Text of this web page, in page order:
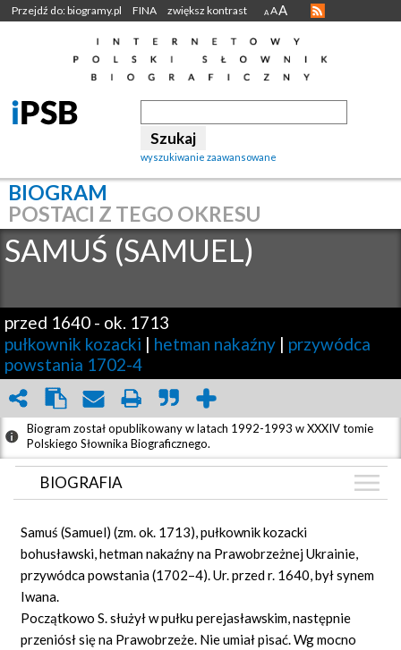
Przejdź do: biogramy.pl FINA zwiększ kontrast A AA
wyszukiwanie zaawansowane
BIOGRAM
POSTACI Z TEGO OKRESU
SAMUŚ (SAMUEL)
przed 1640 - ok. 1713
pułkownik kozacki | hetman nakaźny | przywódca
powstania 1702-4
Biogram został opublikowany w latach 1992-1993 w XXXIV tomie
Polskiego Słownika Biograficznego.
BIOGRAFIA
GRAF POWIĄZAŃ
DYSKUSJA
Samuś (Samuel) (zm. ok. 1713), pułkownik kozacki
bohusławski, hetman nakaźny na Prawobrzeżnej Ukrainie,
przywódca powstania (1702–4). Ur. przed r. 1640, był synem
Iwana.
Początkowo S. służył w pułku perejasławskim, następnie
przeniósł się na Prawobrzeże. Nie umiał pisać. Wg mocno